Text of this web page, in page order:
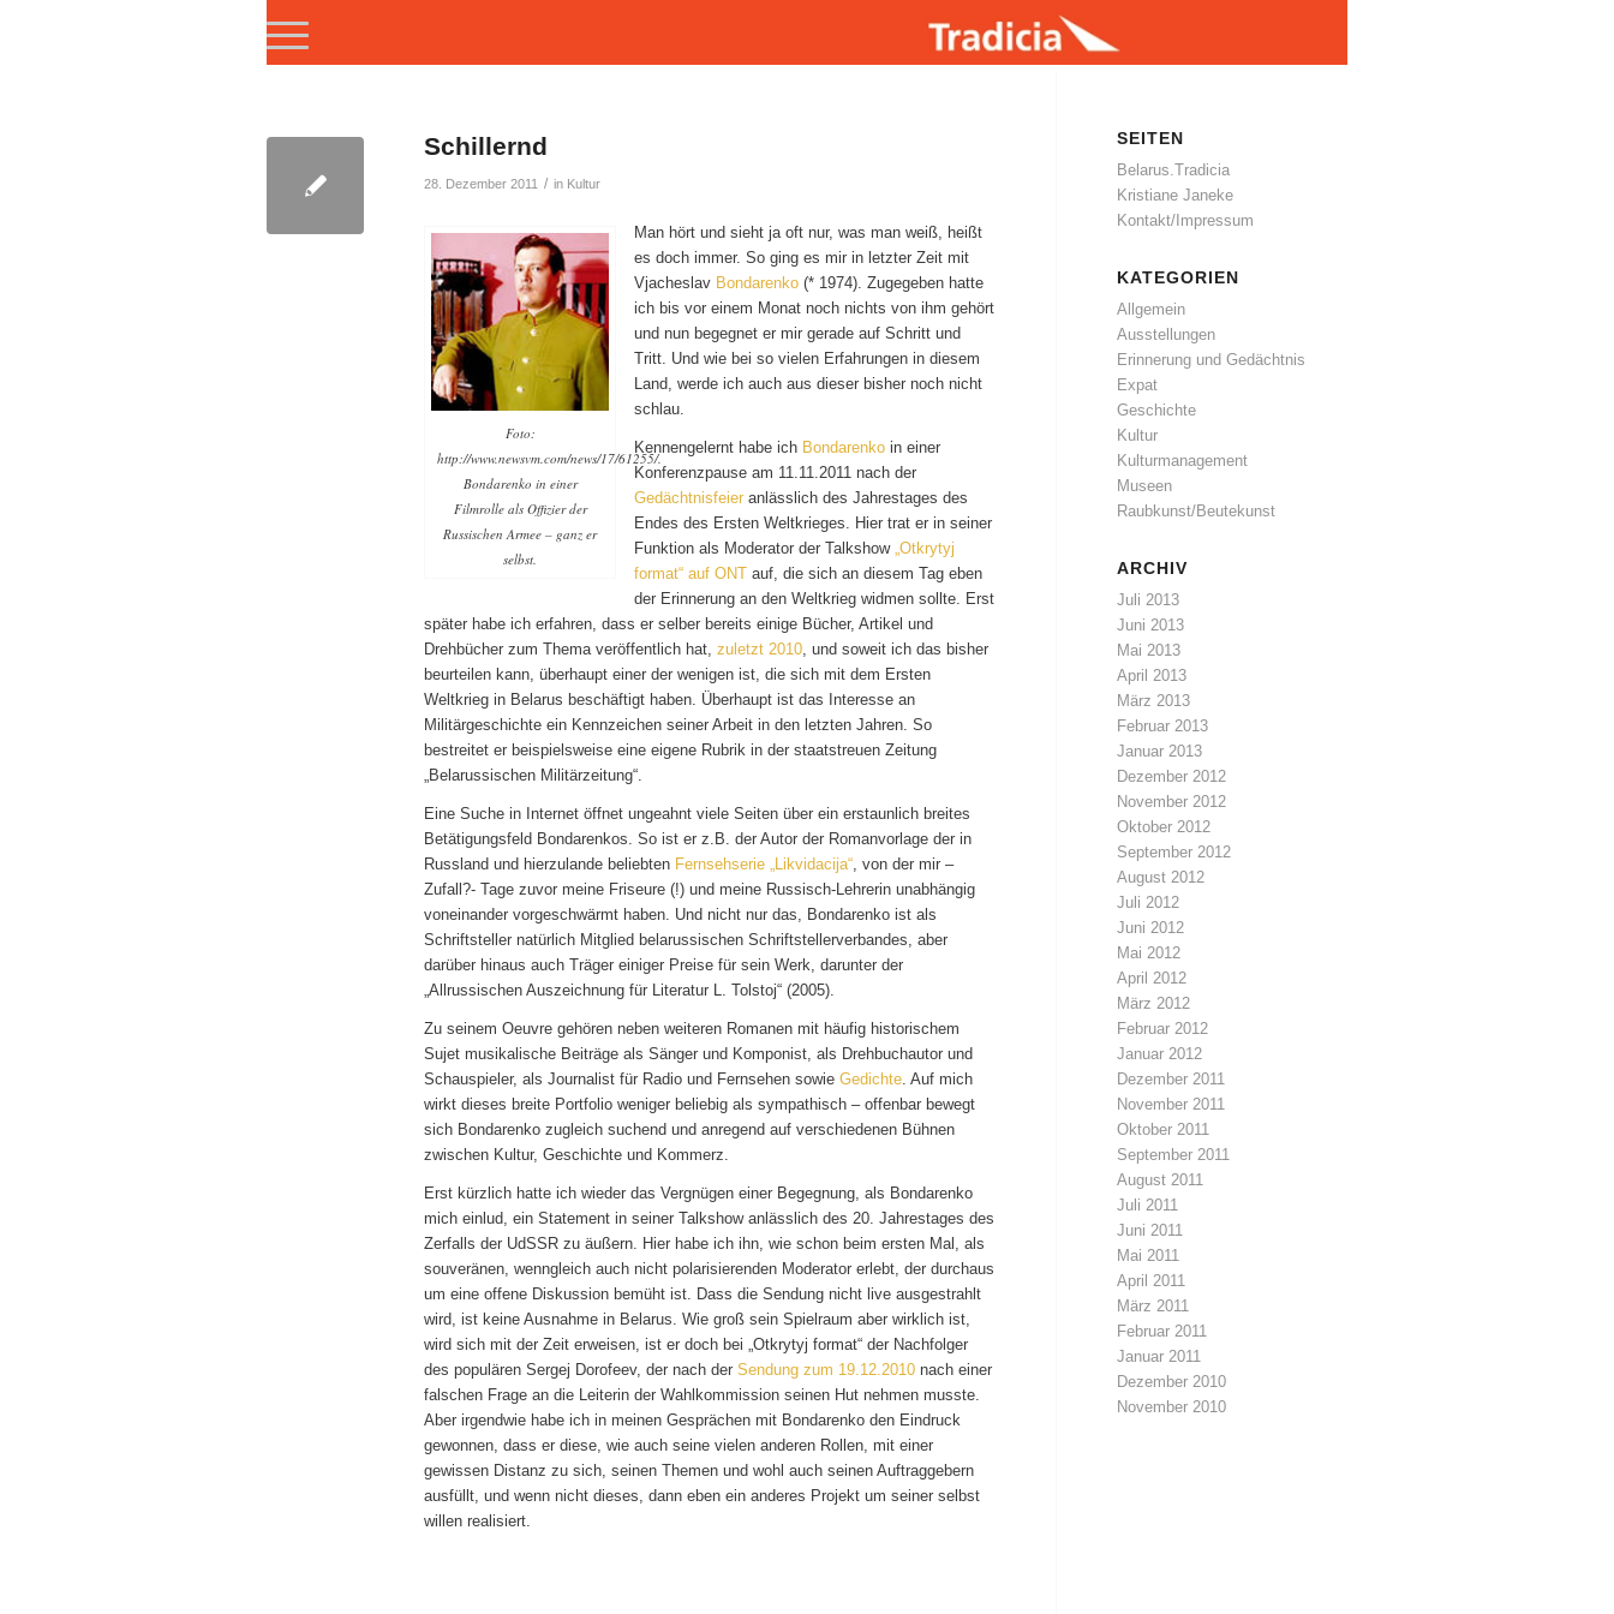
Schillernd
28. Dezember 2011 / in Kultur
Foto:
http://www.newsvm.com/news/17/61255/.
Bondarenko in einer
Filmrolle als Offizier der
Russischen Armee – ganz er
selbst.
Man hört und sieht ja oft nur, was man weiß, heißt
es doch immer. So ging es mir in letzter Zeit mit
Vjacheslav Bondarenko (* 1974). Zugegeben hatte
ich bis vor einem Monat noch nichts von ihm gehört
und nun begegnet er mir gerade auf Schritt und
Tritt. Und wie bei so vielen Erfahrungen in diesem
Land, werde ich auch aus dieser bisher noch nicht
schlau.
Kennengelernt habe ich Bondarenko in einer
Konferenzpause am 11.11.2011 nach der
Gedächtnisfeier anlässlich des Jahrestages des
Endes des Ersten Weltkrieges. Hier trat er in seiner
Funktion als Moderator der Talkshow „Otkrytyj
format“ auf ONT auf, die sich an diesem Tag eben
der Erinnerung an den Weltkrieg widmen sollte. Erst
später habe ich erfahren, dass er selber bereits einige Bücher, Artikel und
Drehbücher zum Thema veröffentlich hat, zuletzt 2010, und soweit ich das bisher
beurteilen kann, überhaupt einer der wenigen ist, die sich mit dem Ersten
Weltkrieg in Belarus beschäftigt haben. Überhaupt ist das Interesse an
Militärgeschichte ein Kennzeichen seiner Arbeit in den letzten Jahren. So
bestreitet er beispielsweise eine eigene Rubrik in der staatstreuen Zeitung
„Belarussischen Militärzeitung“.
Eine Suche in Internet öffnet ungeahnt viele Seiten über ein erstaunlich breites
Betätigungsfeld Bondarenkos. So ist er z.B. der Autor der Romanvorlage der in
Russland und hierzulande beliebten Fernsehserie „Likvidacija“, von der mir –
Zufall?- Tage zuvor meine Friseure (!) und meine Russisch-Lehrerin unabhängig
voneinander vorgeschwärmt haben. Und nicht nur das, Bondarenko ist als
Schriftsteller natürlich Mitglied belarussischen Schriftstellerverbandes, aber
darüber hinaus auch Träger einiger Preise für sein Werk, darunter der
„Allrussischen Auszeichnung für Literatur L. Tolstoj“ (2005).
Zu seinem Oeuvre gehören neben weiteren Romanen mit häufig historischem
Sujet musikalische Beiträge als Sänger und Komponist, als Drehbuchautor und
Schauspieler, als Journalist für Radio und Fernsehen sowie Gedichte. Auf mich
wirkt dieses breite Portfolio weniger beliebig als sympathisch – offenbar bewegt
sich Bondarenko zugleich suchend und anregend auf verschiedenen Bühnen
zwischen Kultur, Geschichte und Kommerz.
Erst kürzlich hatte ich wieder das Vergnügen einer Begegnung, als Bondarenko
mich einlud, ein Statement in seiner Talkshow anlässlich des 20. Jahrestages des
Zerfalls der UdSSR zu äußern. Hier habe ich ihn, wie schon beim ersten Mal, als
souveränen, wenngleich auch nicht polarisierenden Moderator erlebt, der durchaus
um eine offene Diskussion bemüht ist. Dass die Sendung nicht live ausgestrahlt
wird, ist keine Ausnahme in Belarus. Wie groß sein Spielraum aber wirklich ist,
wird sich mit der Zeit erweisen, ist er doch bei „Otkrytyj format“ der Nachfolger
des populären Sergej Dorofeev, der nach der Sendung zum 19.12.2010 nach einer
falschen Frage an die Leiterin der Wahlkommission seinen Hut nehmen musste.
Aber irgendwie habe ich in meinen Gesprächen mit Bondarenko den Eindruck
gewonnen, dass er diese, wie auch seine vielen anderen Rollen, mit einer
gewissen Distanz zu sich, seinen Themen und wohl auch seinen Auftraggebern
ausfüllt, und wenn nicht dieses, dann eben ein anderes Projekt um seiner selbst
willen realisiert.
SEITEN
Belarus.Tradicia
Kristiane Janeke
Kontakt/Impressum
KATEGORIEN
Allgemein
Ausstellungen
Erinnerung und Gedächtnis
Expat
Geschichte
Kultur
Kulturmanagement
Museen
Raubkunst/Beutekunst
ARCHIV
Juli 2013
Juni 2013
Mai 2013
April 2013
März 2013
Februar 2013
Januar 2013
Dezember 2012
November 2012
Oktober 2012
September 2012
August 2012
Juli 2012
Juni 2012
Mai 2012
April 2012
März 2012
Februar 2012
Januar 2012
Dezember 2011
November 2011
Oktober 2011
September 2011
August 2011
Juli 2011
Juni 2011
Mai 2011
April 2011
März 2011
Februar 2011
Januar 2011
Dezember 2010
November 2010